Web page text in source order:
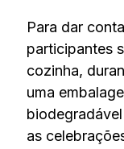
Para dar
participantes
cozinha,
uma
as